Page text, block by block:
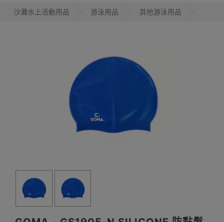
沙灘水上活動用品 游泳用品 其他游泳用品